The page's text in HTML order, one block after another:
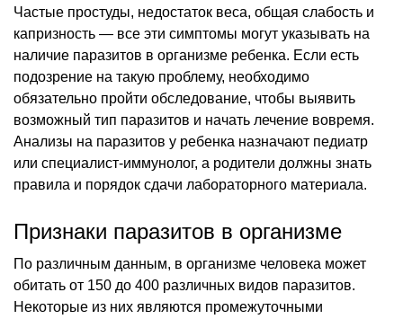
Частые простуды, недостаток веса, общая слабость и
капризность — все эти симптомы могут указывать на
наличие паразитов в организме ребенка. Если есть
подозрение на такую проблему, необходимо
обязательно пройти обследование, чтобы выявить
возможный тип паразитов и начать лечение вовремя.
Анализы на паразитов у ребенка назначают педиатр
или специалист-иммунолог, а родители должны знать
правила и порядок сдачи лабораторного материала.
Признаки паразитов в организме
По различным данным, в организме человека может
обитать от 150 до 400 различных видов паразитов.
Некоторые из них являются промежуточными